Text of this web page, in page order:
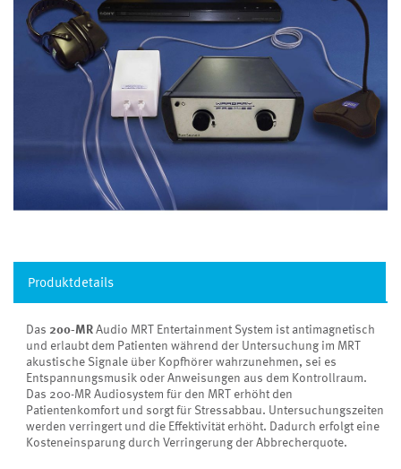
Produktdetails
Das 200-MRAudio MRT Entertainment System ist antimagnetisch
und erlaubt dem Patienten während der Untersuchung im MRT
akustische Signale über Kopfhörer wahrzunehmen, sei es
Entspannungsmusik oder Anweisungen aus dem Kontrollraum.
Das 200-MR Audiosystem für den MRT erhöht den
Patientenkomfort und sorgt für Stressabbau. Untersuchungszeiten
werden verringert und die Effektivität erhöht. Dadurch erfolgt eine
Kosteneinsparung durch Verringerung der Abbrecherquote.